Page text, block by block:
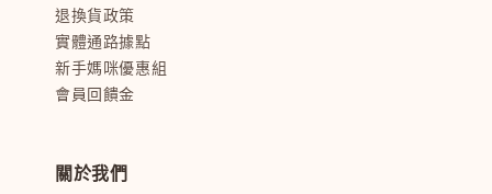
退換貨政策
實體通路據點
新手媽咪優惠組
會員回饋金
關於我們